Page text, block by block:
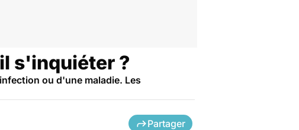
s'inquiéter ?
ou d'une maladie. Les
Partager